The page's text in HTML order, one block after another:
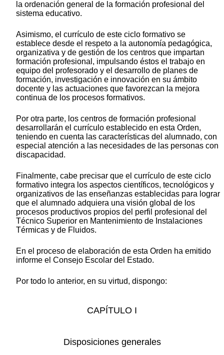
la ordenación general de la formación profesional del
sistema educativo.
Asimismo, el currículo de este ciclo formativo se
establece desde el respeto a la autonomía pedagógica,
organizativa y de gestión de los centros que impartan
formación profesional, impulsando éstos el trabajo en
equipo del profesorado y el desarrollo de planes de
formación, investigación e innovación en su ámbito
docente y las actuaciones que favorezcan la mejora
continua de los procesos formativos.
Por otra parte, los centros de formación profesional
desarrollarán el currículo establecido en esta Orden,
teniendo en cuenta las características del alumnado, con
especial atención a las necesidades de las personas con
discapacidad.
Finalmente, cabe precisar que el currículo de este ciclo
formativo integra los aspectos científicos, tecnológicos y
organizativos de las enseñanzas establecidas para lograr
que el alumnado adquiera una visión global de los
procesos productivos propios del perfil profesional del
Técnico Superior en Mantenimiento de Instalaciones
Térmicas y de Fluidos.
En el proceso de elaboración de esta Orden ha emitido
informe el Consejo Escolar del Estado.
Por todo lo anterior, en su virtud, dispongo:
CAPÍTULO I
Disposiciones generales